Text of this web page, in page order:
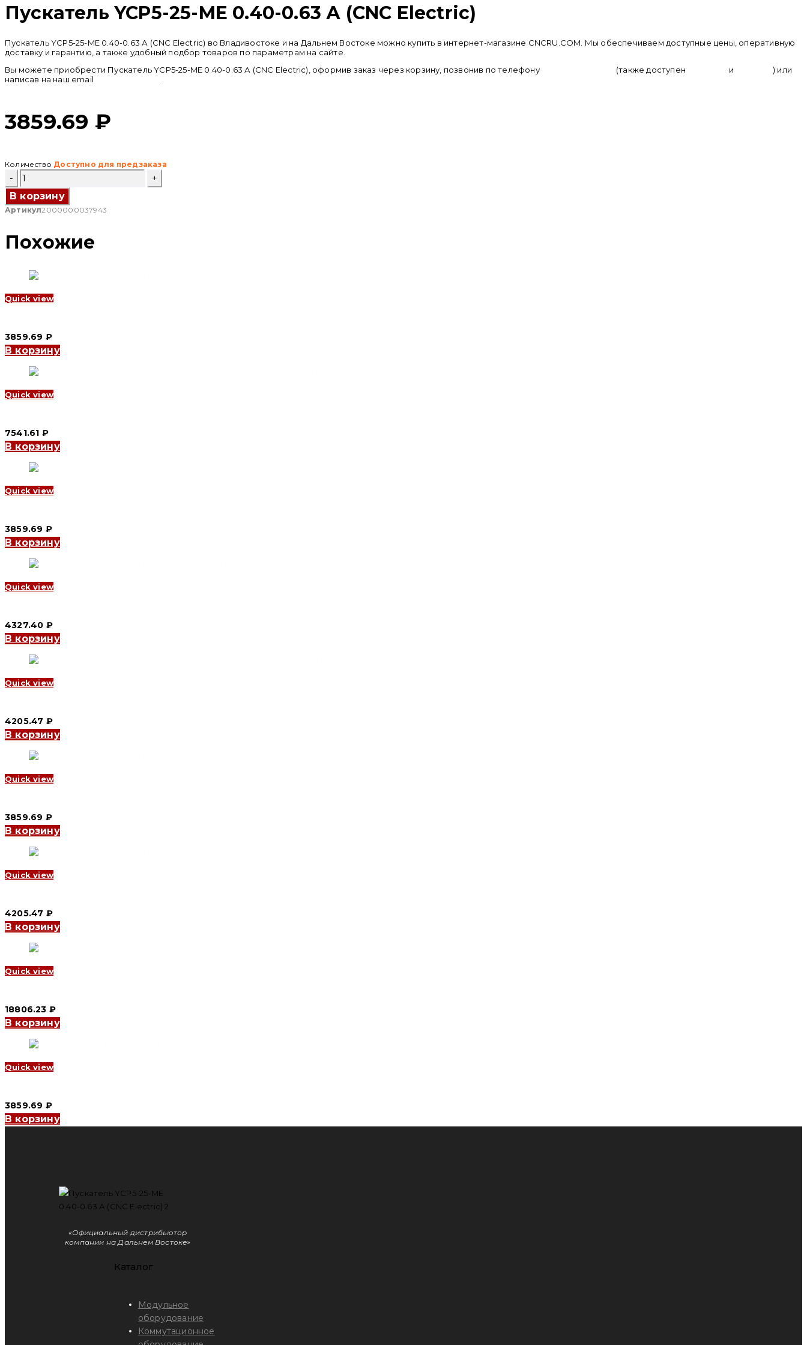
Пускатель YCP5-25-ME 0.40-0.63 А (CNC Electric)
Пускатель YCP5-25-ME 0.40-0.63 А (CNC Electric) во Владивостоке и на Дальнем Востоке можно купить в интернет-магазине CNCRU.COM. Мы обеспечиваем доступные цены, оперативную
доставку и гарантию, а также удобный подбор товаров по параметрам на сайте.
Вы можете приобрести Пускатель YCP5-25-ME 0.40-0.63 А (CNC Electric), оформив заказ через корзину, позвонив по телефону
(также доступен и telegram) или
написав на наш email
3859.69 ₽
Количество Доступно для предзаказа
Количество
товара
Пускатель
YCP5-
25-
0.63
А
Electric)
В корзину
Артикул2000000037943
Похожие
Quick view
3859.69 ₽
В корзину
Quick view
7541.61 ₽
В корзину
Quick view
3859.69 ₽
В корзину
Quick view
4327.40 ₽
В корзину
Quick view
4205.47 ₽
В корзину
Quick view
3859.69 ₽
В корзину
Quick view
4205.47 ₽
В корзину
Quick view
18806.23 ₽
В корзину
Quick view
3859.69 ₽
В корзину
«Официальный дистрибьютор
компании на Дальнем Востоке»
Каталог
Модульное
оборудование
Коммутационное